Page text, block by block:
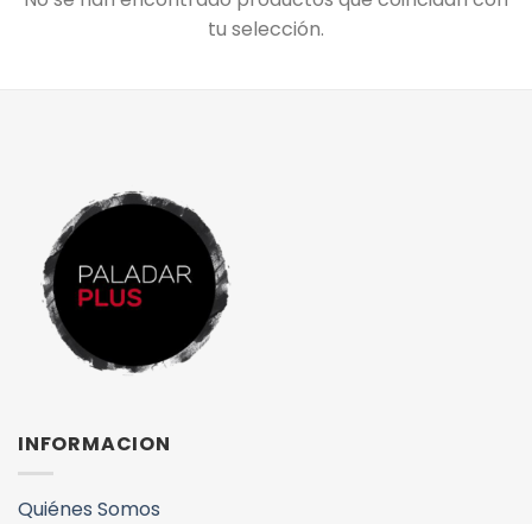
tu selección.
INFORMACION
Quiénes Somos